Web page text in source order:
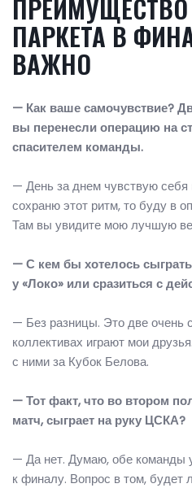
ПАРКЕТА В
ВАЖНО
— Как ваше самочувствие?
вы перенесли операцию на
спасителем команды.
— День за днем чувствую
сохраню этот ритм, то буду в
Там вы увидите мою лучшую
— С кем бы хотелось
у «Локо» или сразиться с
— Без разницы. Это две очень
коллективах играют мои
с ними за Кубок Белова.
— Тот факт, что во втором
матч, сыграет на руку ЦСКА?
— Да нет. Думаю, обе команды
к финалу. Вопрос в том, будет